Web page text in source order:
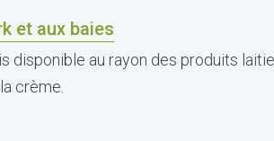
et aux baies
disponible au rayon des produits
crème.